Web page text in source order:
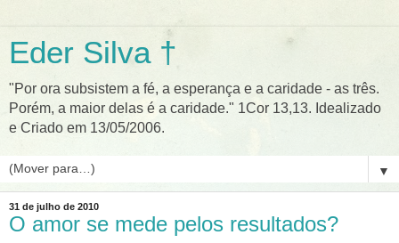
Eder Silva †
"Por ora subsistem a fé, a esperança e a caridade - as três.
Porém, a maior delas é a caridade." 1Cor 13,13. Idealizado
e Criado em 13/05/2006.
▼
31 de julho de 2010
O amor se mede pelos resultados?